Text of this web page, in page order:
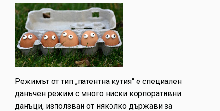
Режимът от тип „патентна кутия“ е специален
данъчен режим с много ниски корпоративни
данъци, използван от няколко държави за